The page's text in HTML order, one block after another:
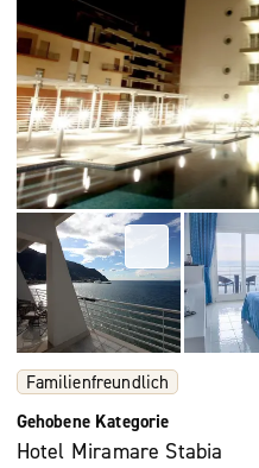
Familienfreundlich
Gehobene Kategorie
Hotel Miramare Stabia